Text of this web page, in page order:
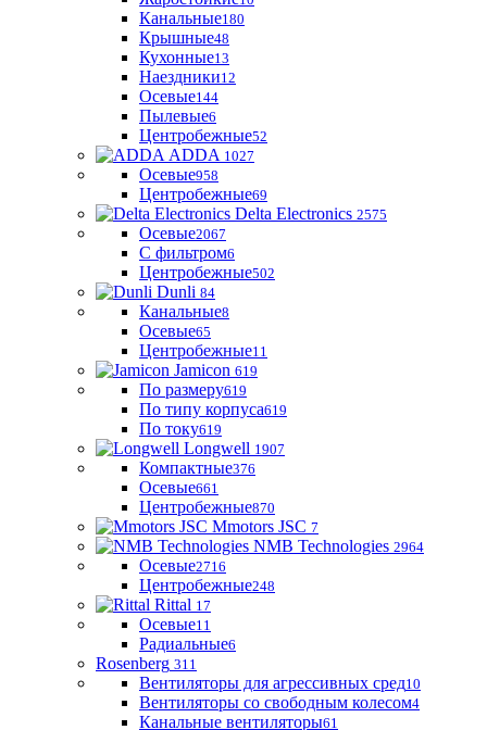
Канальные180
Крышные48
Кухонные13
Наездники12
Осевые144
Пылевые6
Центробежные52
ADDA 1027
Осевые958
Центробежные69
Delta Electronics 2575
Осевые2067
С фильтром6
Центробежные502
Dunli 84
Канальные8
Осевые65
Центробежные11
Jamicon 619
По размеру619
По типу корпуса619
По току619
Longwell 1907
Компактные376
Осевые661
Центробежные870
Mmotors JSC 7
NMB Technologies 2964
Осевые2716
Центробежные248
Rittal 17
Осевые11
Радиальные6
Rosenberg 311
Вентиляторы для агрессивных сред10
Вентиляторы со свободным колесом4
Канальные вентиляторы61